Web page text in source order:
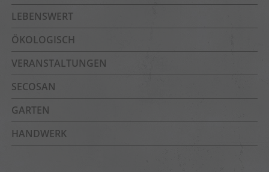
LEBENSWERT
ÖKOLOGISCH
VERANSTALTUNGEN
SECOSAN
GARTEN
HANDWERK